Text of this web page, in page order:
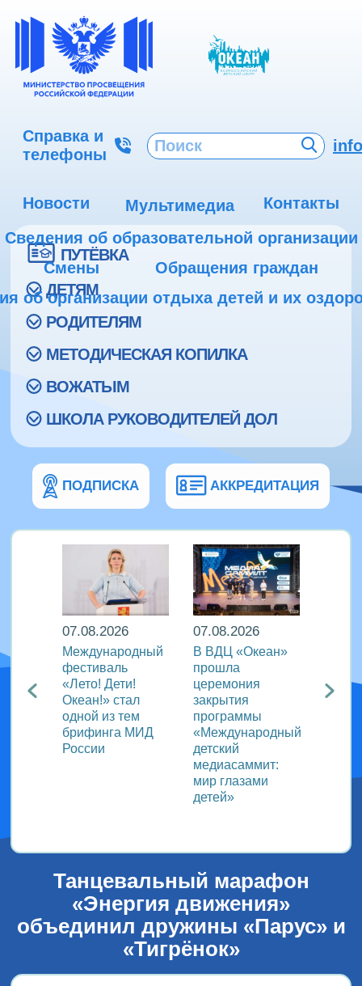
Справка и
телефоны
Новости Мультимедиа
Контакты
Сведения об образовательной организации
Смены
Обращения граждан
об организации отдыха детей и их
ПУТЁВКА
ДЕТЯМ
РОДИТЕЛЯМ
МЕТОДИЧЕСКАЯ КОПИЛКА
ВОЖАТЫМ
ШКОЛА РУКОВОДИТЕЛЕЙ ДОЛ
ПОДПИСКА АККРЕДИТАЦИЯ
07.08.2026
Международный
фестиваль
«Лето! Дети!
Океан!» стал
одной из тем
брифинга МИД
России
07.08.2026
В ВДЦ «Океан»
прошла
церемония
закрытия
программы
«Международный
детский
медиасаммит:
мир глазами
детей»
VIII
Танцевальный марафон
«Энергия движения»
объединил дружины «Парус» и
«Тигрёнок»